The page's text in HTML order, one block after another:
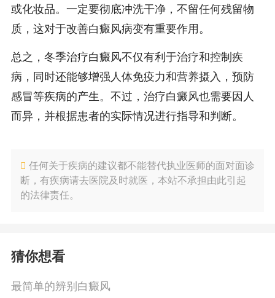
或化妆品。一定要彻底冲洗干净，不留任何残留物
质，这对于改善白癜风病变有重要作用。
总之，冬季治疗白癜风不仅有利于治疗和控制疾
病，同时还能够增强人体免疫力和营养摄入，预防
感冒等疾病的产生。不过，治疗白癜风也需要因人
而异，并根据患者的实际情况进行指导和判断。
任何关于疾病的建议都不能替代执业医师的面对面诊
断，有疾病请去医院及时就医，本站不承担由此引起
的法律责任。
猜你想看
最简单的辨别白癜风